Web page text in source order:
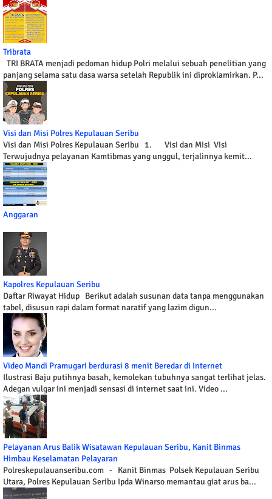
Tribrata
TRI BRATA menjadi pedoman hidup Polri melalui sebuah penelitian yang
panjang selama satu dasa warsa setelah Republik ini diproklamirkan. P...
Visi dan Misi Polres Kepulauan Seribu
Visi dan Misi Polres Kepulauan Seribu 1. Visi dan Misi Visi
Terwujudnya pelayanan Kamtibmas yang unggul, terjalinnya kemit...
Anggaran
Kapolres Kepulauan Seribu
Daftar Riwayat Hidup Berikut adalah susunan data tanpa menggunakan
tabel, disusun rapi dalam format naratif yang lazim digun...
Video Mandi Pramugari berdurasi 8 menit Beredar di Internet
Ilustrasi Baju putihnya basah, kemolekan tubuhnya sangat terlihat jelas.
Adegan vulgar ini menjadi sensasi di internet saat ini. Video ...
Pelayanan Arus Balik Wisatawan Kepulauan Seribu, Kanit Binmas
Himbau Keselamatan Pelayaran
Polreskepulauanseribu.com - Kanit Binmas Polsek Kepulauan Seribu
Utara, Polres Kepulauan Seribu Ipda Winarso memantau giat arus ba...